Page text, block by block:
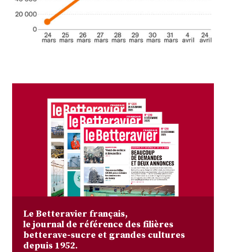
Plus
Le Betteravier français,
le journal de référence des filières
betterave-sucre et grandes cultures
depuis 1952.